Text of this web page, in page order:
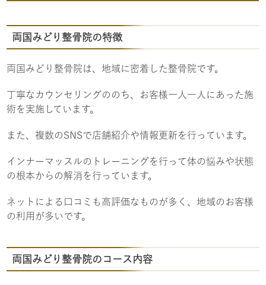
両国みどり整骨院の特徴
両国みどり整骨院は、地域に密着した整骨院です。
丁寧なカウンセリングののち、お客様一人一人にあった施
術を実施しています。
また、複数のSNSで店舗紹介や情報更新を行っています。
インナーマッスルのトレーニングを行って体の悩みや状態
の根本からの解消を行っています。
ネットによる口コミも高評価なものが多く、地域のお客様
の利用が多いです。
両国みどり整骨院のコース内容